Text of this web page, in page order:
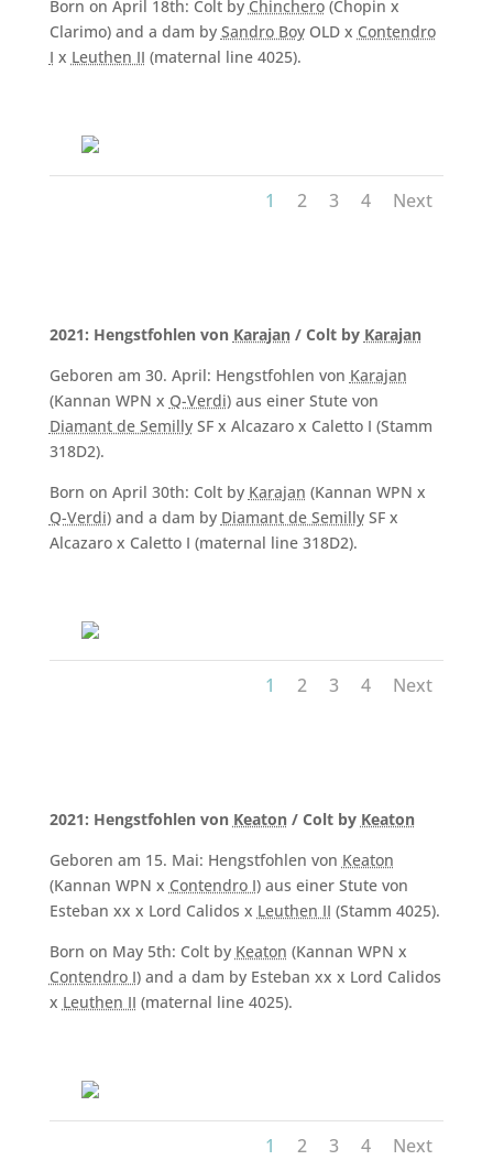
Born on April 18th: Colt by Chinchero(Chopin x
Clarimo) and a dam by Sandro BoyOLD x Contendro
I x Leuthen II (maternal line 4025).
1 2 3 4 Next
2021: Hengstfohlen von Karajan/ Colt by Karajan
Geboren am 30. April: Hengstfohlen von Karajan
(Kannan WPN x Q-Verdi) aus einer Stute von
Diamant de SemillySF x Alcazaro x Caletto I (Stamm
318D2).
Born on April 30th: Colt by Karajan (Kannan WPN x
Q-Verdi) and a dam by Diamant de SemillySF x
Alcazaro x Caletto I (maternal line 318D2).
1 2 3 4 Next
2021: Hengstfohlen von Keaton/ Colt by Keaton
Geboren am 15. Mai: Hengstfohlen von Keaton
(Kannan WPN x Contendro I) aus einer Stute von
Esteban xx x Lord Calidos x Leuthen II (Stamm 4025).
Born on May 5th: Colt by Keaton (Kannan WPN x
Contendro I) and a dam by Esteban xx x Lord Calidos
x Leuthen II (maternal line 4025).
1 2 3 4 Next